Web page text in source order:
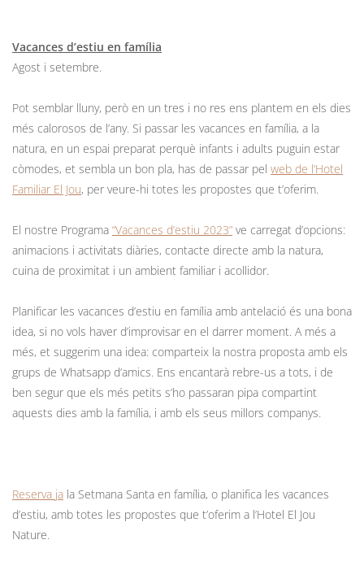
Vacances d’estiu en família
Agost i setembre.
Pot semblar lluny, però en un tres i no res ens plantem en els dies
més calorosos de l’any. Si passar les vacances en família, a la
natura, en un espai preparat perquè infants i adults puguin estar
còmodes, et sembla un bon pla, has de passar pel web de l’Hotel
Familiar El Jou, per veure-hi totes les propostes que t’oferim.
El nostre Programa “Vacances d’estiu 2023” ve carregat d’opcions:
animacions i activitats diàries, contacte directe amb la natura,
cuina de proximitat i un ambient familiar i acollidor.
Planificar les vacances d’estiu en família amb antelació és una bona
idea, si no vols haver d’improvisar en el darrer moment. A més a
més, et suggerim una idea: comparteix la nostra proposta amb els
grups de Whatsapp d’amics. Ens encantarà rebre-us a tots, i de
ben segur que els més petits s’ho passaran pipa compartint
aquests dies amb la família, i amb els seus millors companys.
Reserva ja la Setmana Santa en família, o planifica les vacances
d’estiu, amb totes les propostes que t’oferim a l’Hotel El Jou
Nature.